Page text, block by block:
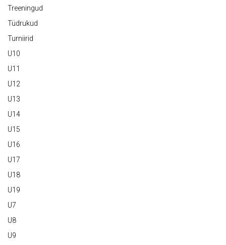
Treeningud
Tüdrukud
Turniirid
U10
U11
U12
U13
U14
U15
U16
U17
U18
U19
U7
U8
U9